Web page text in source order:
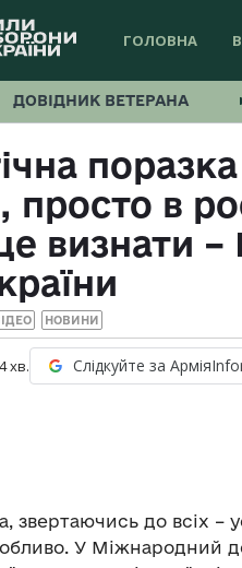
ГОЛОВНА
ДОВІДНИК ВЕТЕРАНА
просто в
визнати
НОВИНИ
4хв. Слідкуйте за
до всіх –
У Міжнародний